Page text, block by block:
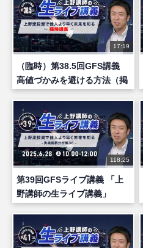
17:19
（臨時）第38.5回GFS講義
高値づかみを避ける方法（掲
示板への回答）
118:25
第39回GFSライブ講義 「上
野講師の生ライブ講義」